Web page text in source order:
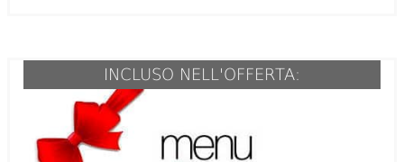
INCLUSO NELL'OFFERTA: